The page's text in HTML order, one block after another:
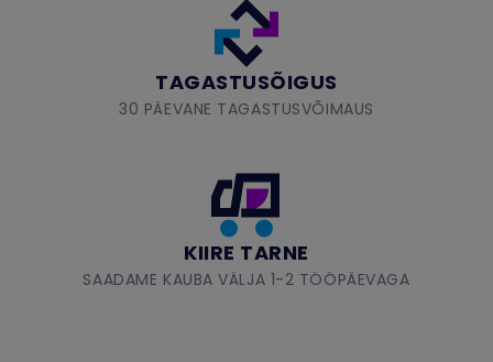
TAGASTUSÕIGUS
30 PÄEVANE TAGASTUSVÕIMAUS
KIIRE TARNE
SAADAME KAUBA VÄLJA 1-2 TÖÖPÄEVAGA